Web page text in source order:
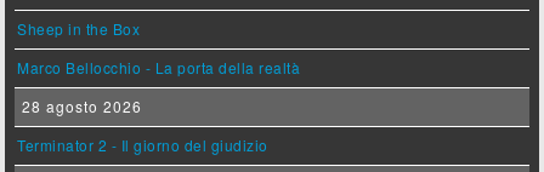
Sheep in the Box
Marco Bellocchio - La porta della realtà
28 agosto 2026
Terminator 2 - Il giorno del giudizio